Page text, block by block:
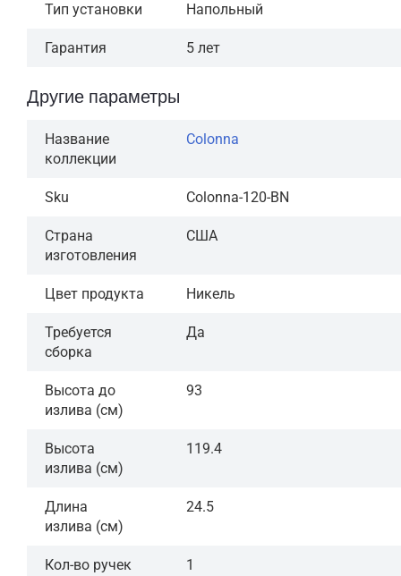
Тип установки Напольный
Гарантия 5 лет
Другие параметры
Название
коллекции
Colonna
Sku Colonna-120-BN
Страна
изготовления
США
Цвет продукта Никель
Требуется
сборка
Да
Высота до
излива (см)
93
Высота
излива (см)
119.4
Длина
излива (см)
24.5
Кол-во ручек 1